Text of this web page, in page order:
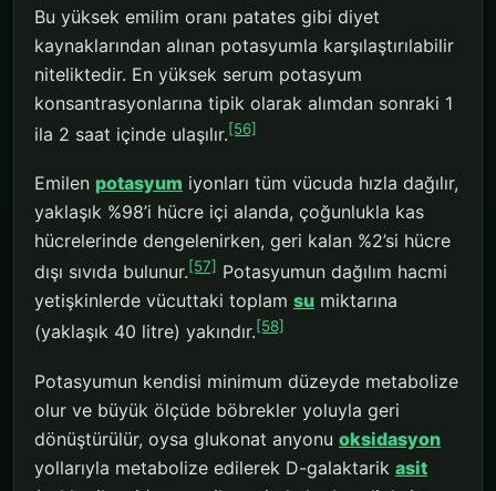
Bu yüksek emilim oranı patates gibi diyet
kaynaklarından alınan potasyumla karşılaştırılabilir
niteliktedir. En yüksek serum potasyum
konsantrasyonlarına tipik olarak alımdan sonraki 1
ila 2 saat içinde ulaşılır.[56]
Emilen potasyum iyonları tüm vücuda hızla dağılır,
yaklaşık %98’i hücre içi alanda, çoğunlukla kas
hücrelerinde dengelenirken, geri kalan %2’si hücre
dışı sıvıda bulunur.[57] Potasyumun dağılım hacmi
yetişkinlerde vücuttaki toplam su miktarına
(yaklaşık 40 litre) yakındır.[58]
Potasyumun kendisi minimum düzeyde metabolize
olur ve büyük ölçüde böbrekler yoluyla geri
dönüştürülür, oysa glukonat anyonu oksidasyon
yollarıyla metabolize edilerek D-galaktarik asit